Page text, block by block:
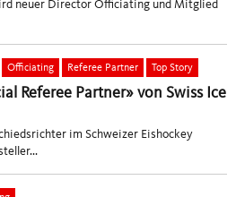
neuer Director Officiating und Mitglied
Officiating Referee Partner Top Story
Referee Partner» von Swiss Ice
im Schweizer Eishockey